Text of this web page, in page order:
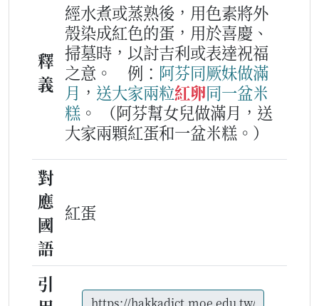
釋
義
經水煮或蒸熟後，用色素將外
殼染成紅色的蛋，用於喜慶、
掃墓時，以討吉利或表達祝福
之意。
例： 阿芬同厥妹做滿
月 ， 送大家兩粒紅卵同一盆米
糕 。
（阿芬幫女兒做滿月，送
大家兩顆紅蛋和一盆米糕。）
對
應
國
語
紅蛋
引